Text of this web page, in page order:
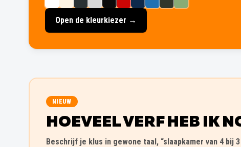
Open de kleurkiezer →
NIEUW
HOEVEEL VERF HEB IK
Beschrijf je klus in gewone taal, “slaapkamer van 4 bij